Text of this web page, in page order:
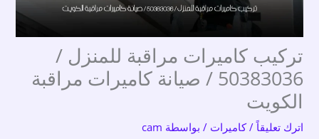
تركيب كاميرات مراقبة للمنزل /
50383036 / صيانة كاميرات مراقبة
الكويت
اترك تعليقاً /كاميرات / بواسطة cam